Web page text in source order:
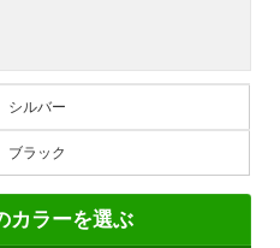
シルバー
ブラック